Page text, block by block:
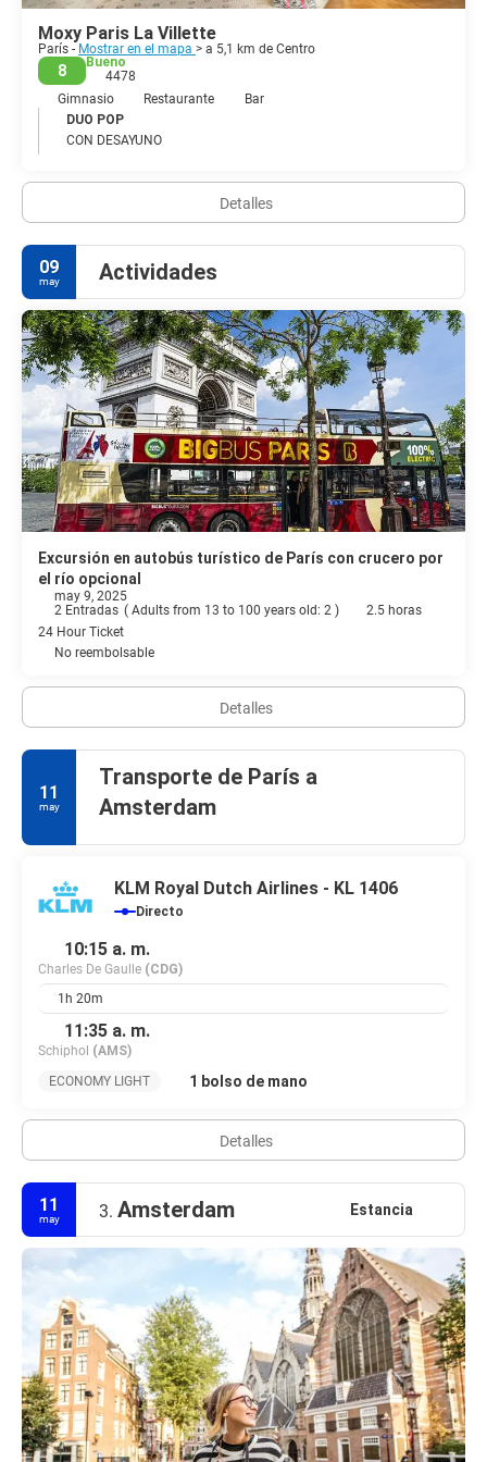
increíble y fascinante. Con su historia y patrimonio arquitectónico,
Moxy Paris La Villette
París - Mostrar en el mapa > a 5,1 km de Centro
8
Bueno
4478
Gimnasio
Restaurante
Bar
DUO POP
CON DESAYUNO
Detalles
09
may Actividades
Excursión en autobús turístico de París con crucero por
el río opcional
may 9, 2025
2 Entradas ( Adults from 13 to 100 years old: 2 )
2.5 horas
24 Hour Ticket
No reembolsable
Detalles
11
may
Transporte de París a
Amsterdam
KLM Royal Dutch Airlines - KL 1406
Directo
10:15 a. m.
Charles De Gaulle (CDG)
1h 20m
11:35 a. m.
Schiphol (AMS)
ECONOMY LIGHT
1 bolso de mano
Detalles
11
may 3. Amsterdam Estancia